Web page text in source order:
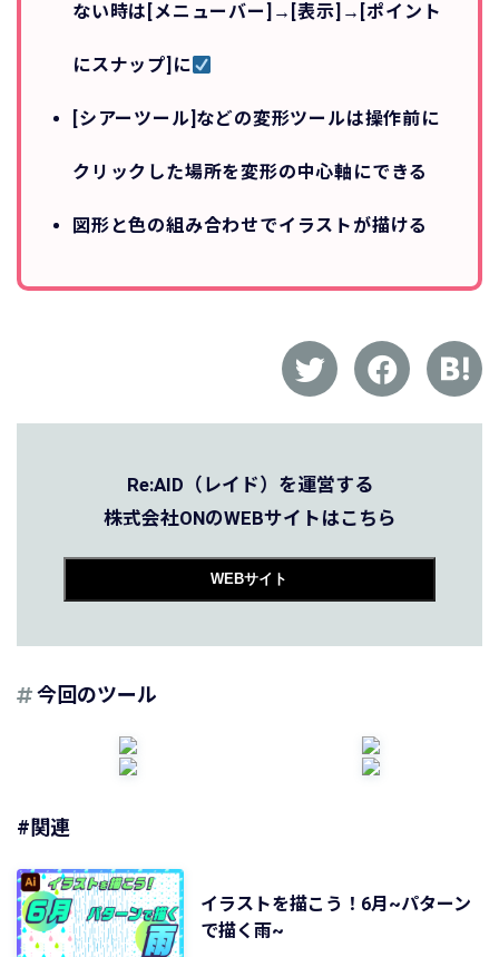
ない時は[メニューバー]→[表示]→[ポイント
にスナップ]に
[シアーツール]などの変形ツールは操作前に
クリックした場所を変形の中心軸にできる
図形と色の組み合わせでイラストが描ける
Re:AID（レイド）を運営する
株式会社ONのWEBサイトはこちら
WEBサイト
今回のツール
#関連
イラストを描こう！6月~パターン
で描く雨~